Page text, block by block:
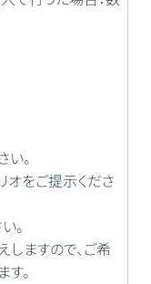
。
オをご提示くださ
。
ますので、ご希
。